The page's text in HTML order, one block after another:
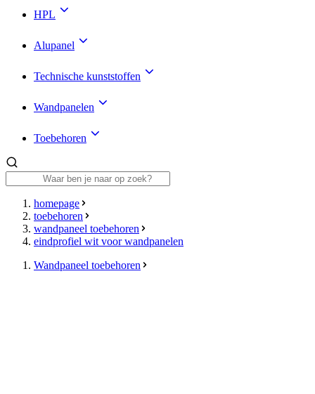
HPL
Alupanel
Technische kunststoffen
Wandpanelen
Toebehoren
homepage
toebehoren
wandpaneel toebehoren
eindprofiel wit voor wandpanelen
Wandpaneel toebehoren